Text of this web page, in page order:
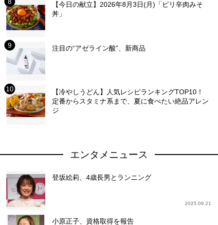
【今日の献立】2026年8月3日(月)「ピリ辛肉みそ
丼」
注目の“アゼライン酸”、新商品
【冷やしうどん】人気レシピランキングTOP10！
定番からスタミナ系まで、夏に食べたい絶品アレン
ジ
エンタメニュース
登坂絵莉、4歳長男とランニング
2025.09.21
小原正子、資格取得を報告